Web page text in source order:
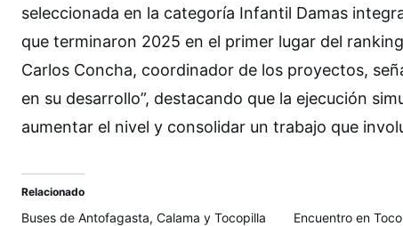
seleccionada en la categoría Infantil Damas
que terminaron 2025 en el primer lugar del
Carlos Concha, coordinador de los proyectos,
en su desarrollo”, destacando que la ejecución
aumentar el nivel y consolidar un trabajo que
Relacionado
Buses de Antofagasta, Calama y Tocopilla
Encuentro en